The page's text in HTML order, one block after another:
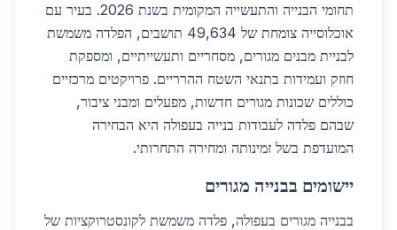
תחומי הבנייה והתעשייה המקומית בשנת 2026. בעיר עם
אוכלוסייה צומחת של 49,634 תושבים, הפלדה משמשת
לבניית מבנים מגורים, מסחריים ותעשייתיים, ומספקת
חוזק ועמידות בתנאי השטח ההרריים. פרויקטים מרכזיים
כוללים שכונות מגורים חדשות, מפעלים ומבני ציבור,
שבהם פלדה לעבודות בנייה בעפולה היא הבחירה
המועדפת בשל זמינותה ומחירה התחרותי.
יישומים בבנייה מגורים
בבנייה מגורים בעפולה, פלדה משמשת לקונסטרוקציות של